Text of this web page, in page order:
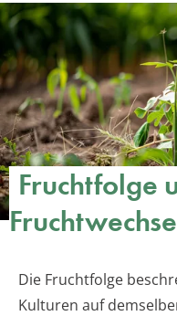
Fruchtfolge
Die Fruchtfolge
Kulturen auf